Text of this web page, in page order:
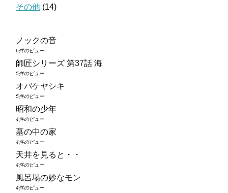
その他 (14)
ノックの音
6件のビュー
師匠シリーズ 第37話 海
5件のビュー
オバケヤシキ
5件のビュー
昭和の少年
4件のビュー
墓の中の家
4件のビュー
天井を見ると・・
4件のビュー
風呂場の妙なモン
4件のビュー